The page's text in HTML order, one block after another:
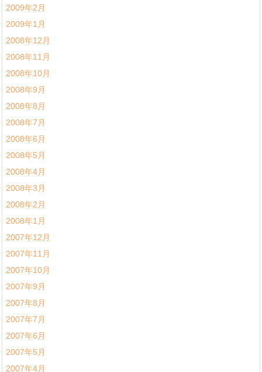
2009年2月
2009年1月
2008年12月
2008年11月
2008年10月
2008年9月
2008年8月
2008年7月
2008年6月
2008年5月
2008年4月
2008年3月
2008年2月
2008年1月
2007年12月
2007年11月
2007年10月
2007年9月
2007年8月
2007年7月
2007年6月
2007年5月
2007年4月